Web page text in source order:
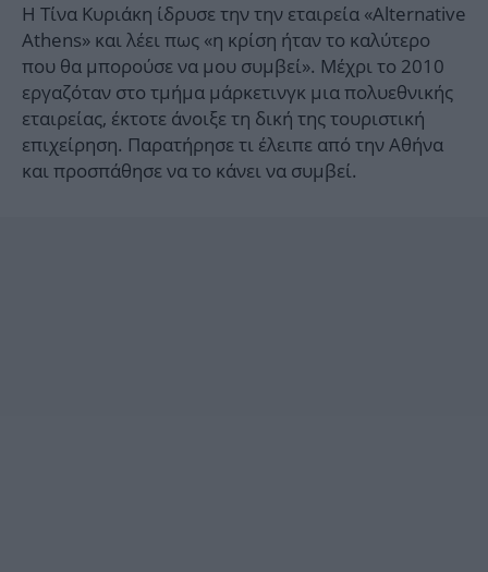
Η Τίνα Κυριάκη ίδρυσε την την εταιρεία «Alternative
Athens» και λέει πως «η κρίση ήταν το καλύτερο
που θα μπορούσε να μου συμβεί». Μέχρι το 2010
εργαζόταν στο τμήμα μάρκετινγκ μια πολυεθνικής
εταιρείας, έκτοτε άνοιξε τη δική της τουριστική
επιχείρηση. Παρατήρησε τι έλειπε από την Αθήνα
και προσπάθησε να το κάνει να συμβεί.